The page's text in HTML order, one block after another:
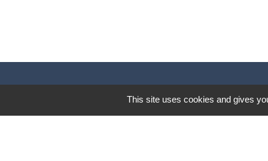
This site uses cookies and gives